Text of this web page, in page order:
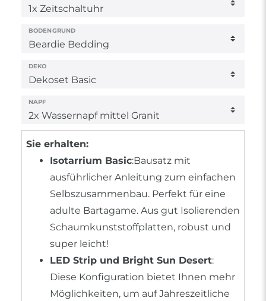
BODENGRUND
DEKO
NAPF
Sie erhalten:
Isotarrium Basic:Bausatz mit
ausführlicher Anleitung zum einfachen
Selbszusammenbau. Perfekt für eine
adulte Bartagame. Aus gut Isolierenden
Schaumkunststoffplatten, robust und
super leicht!
LED Strip und Bright Sun Desert:
Diese Konfiguration bietet Ihnen mehr
Möglichkeiten, um auf Jahreszeitliche